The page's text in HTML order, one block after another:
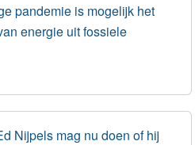
pandemie is mogelijk het
energie uit fossiele
Nijpels mag nu doen of hij